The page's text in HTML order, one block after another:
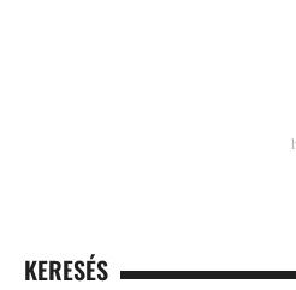
KERESÉS